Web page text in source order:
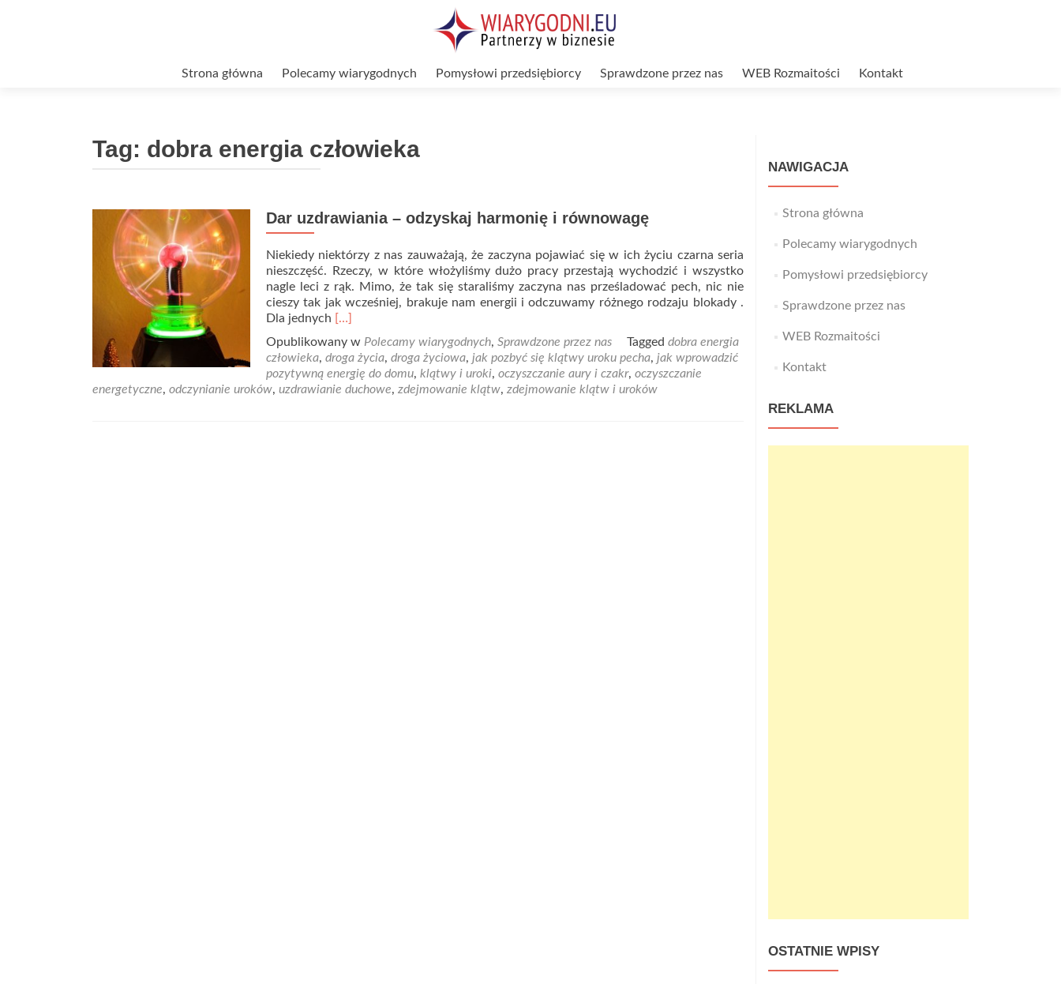
Strona główna Polecamy wiarygodnych Pomysłowi przedsiębiorcy Sprawdzone przez nas WEB Rozmaitości Kontakt
Tag: dobra energia człowieka
Dar uzdrawiania – odzyskaj harmonię i równowagę
Niekiedy niektórzy z nas zauważają, że zaczyna pojawiać się w ich życiu czarna seria
nieszczęść. Rzeczy, w które włożyliśmy dużo pracy przestają wychodzić i wszystko
nagle leci z rąk. Mimo, że tak się staraliśmy zaczyna nas prześladować pech, nic nie
cieszy tak jak wcześniej, brakuje nam energii i odczuwamy różnego rodzaju blokady .
Dla jednych Read
about
Dar
uzdrawiania
–
[…]
Opublikowany w Polecamy wiarygodnych, Sprawdzone przez nas Tagged dobra energia
człowieka, droga życia, droga życiowa, jak pozbyć się klątwy uroku pecha, jak wprowadzić
pozytywną energię do domu, klątwy i uroki, oczyszczanie aury i czakr, oczyszczanie
energetyczne, odczynianie uroków, uzdrawianie duchowe, zdejmowanie klątw, zdejmowanie klątw i uroków
NAWIGACJA
Strona główna
Polecamy wiarygodnych
Pomysłowi przedsiębiorcy
Sprawdzone przez nas
WEB Rozmaitości
Kontakt
REKLAMA
OSTATNIE WPISY